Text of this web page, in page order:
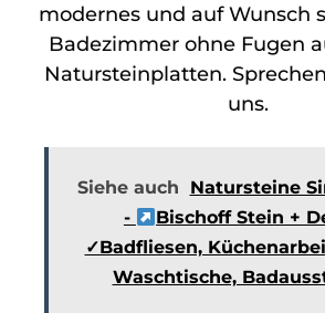
modernes und auf Wunsch
Badezimmer ohne Fugen
Natursteinplatten.
uns.
Siehe auch
Natursteine
-
Bischoff Stein +
✓Badfliesen,
Waschtische,